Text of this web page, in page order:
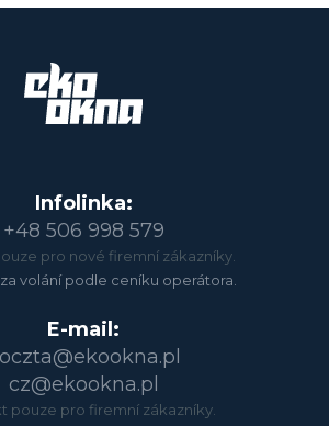
Infolinka:
+48 506 998 579
pro nové firemní zákazníky.
volání podle ceníku operátora.
E-mail:
cz@ekookna.pl
pouze pro firemní zákazníky.